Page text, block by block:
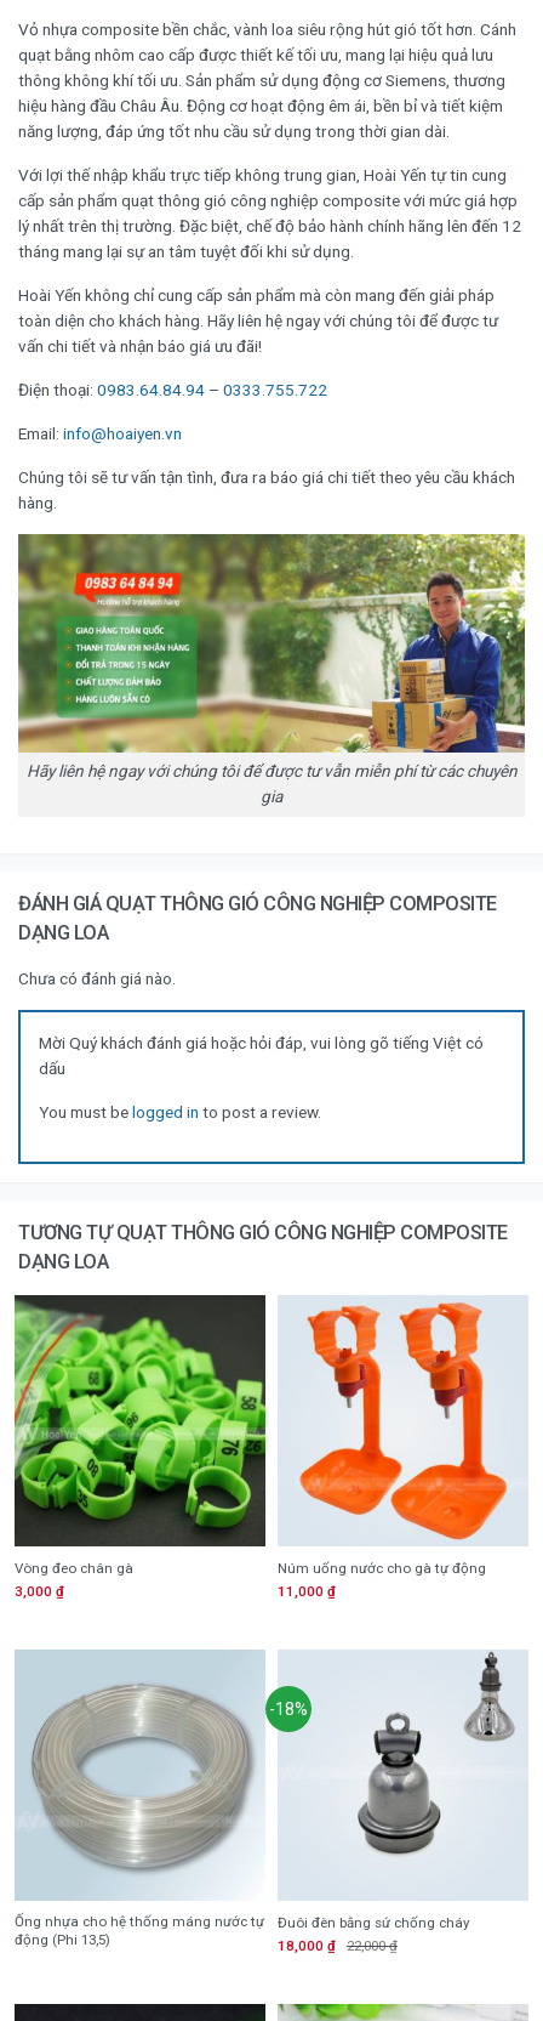
Vỏ nhựa composite bền chắc, vành loa siêu rộng hút gió tốt hơn. Cánh
quạt bằng nhôm cao cấp được thiết kế tối ưu, mang lại hiệu quả lưu
thông không khí tối ưu. Sản phẩm sử dụng động cơ Siemens, thương
hiệu hàng đầu Châu Âu. Động cơ hoạt động êm ái, bền bỉ và tiết kiệm
năng lượng, đáp ứng tốt nhu cầu sử dụng trong thời gian dài.
Với lợi thế nhập khẩu trực tiếp không trung gian, Hoài Yến tự tin cung
cấp sản phẩm quạt thông gió công nghiệp composite với mức giá hợp
lý nhất trên thị trường. Đặc biệt, chế độ bảo hành chính hãng lên đến 12
tháng mang lại sự an tâm tuyệt đối khi sử dụng.
Hoài Yến không chỉ cung cấp sản phẩm mà còn mang đến giải pháp
toàn diện cho khách hàng. Hãy liên hệ ngay với chúng tôi để được tư
vấn chi tiết và nhận báo giá ưu đãi!
Điện thoại: 0983.64.84.94 – 0333.755.722
Email: info@hoaiyen.vn
Chúng tôi sẽ tư vấn tận tình, đưa ra báo giá chi tiết theo yêu cầu khách
hàng.
Hãy liên hệ ngay với chúng tôi để được tư vẫn miễn phí từ các chuyên
gia
ĐÁNH GIÁ QUẠT THÔNG GIÓ CÔNG NGHIỆP COMPOSITE
DẠNG LOA
Chưa có đánh giá nào.
Mời Quý khách đánh giá hoặc hỏi đáp, vui lòng gõ tiếng Việt có
dấu
You must belogged in to post a review.
TƯƠNG TỰ QUẠT THÔNG GIÓ CÔNG NGHIỆP COMPOSITE
DẠNG LOA
Vòng đeo chân gà
3,000 ₫
Núm uống nước cho gà tự động
11,000 ₫
Ống nhựa cho hệ thống máng nước tự
động (Phi 13,5)
-18%
Đuôi đèn bằng sứ chống cháy
18,000 ₫ 22,000₫